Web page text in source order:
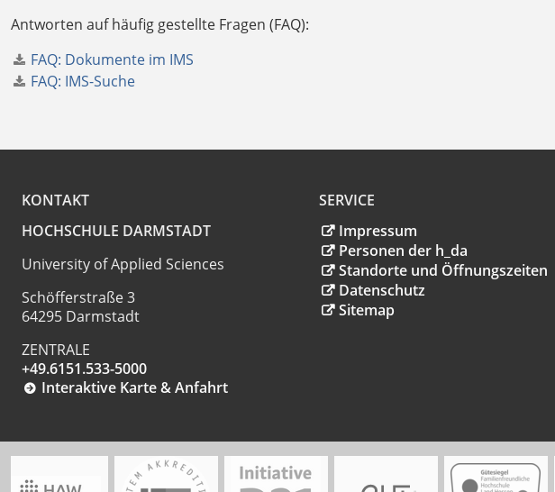
Antworten auf häufig gestellte Fragen (FAQ):
FAQ: Dokumente im IMS
FAQ: IMS-Suche
KONTAKT
HOCHSCHULE DARMSTADT
University of Applied Sciences
Schöfferstraße 3
64295 Darmstadt
ZENTRALE
+49.6151.533-5000
Interaktive Karte & Anfahrt
SERVICE
Impressum
Personen der h_da
Standorte und Öffnungszeiten
Datenschutz
Sitemap